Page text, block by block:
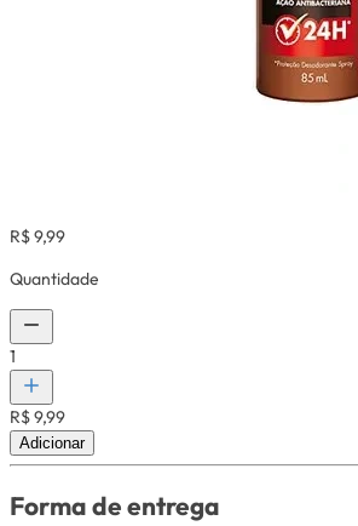
R$ 9,99
Quantidade
1
R$ 9,99
Adicionar
Forma de entrega